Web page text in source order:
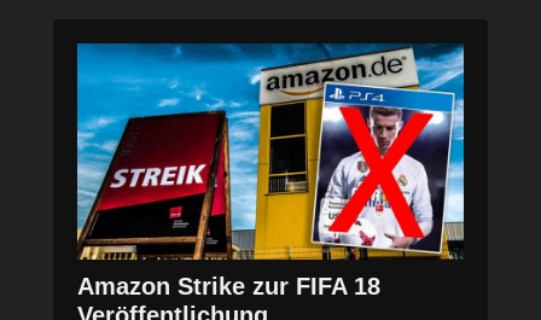
Amazon Strike zur FIFA 18